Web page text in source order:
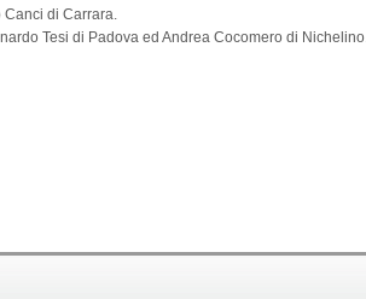
Canci di Carrara.
Tesi di Padova ed Andrea Cocomero di Nichelino.